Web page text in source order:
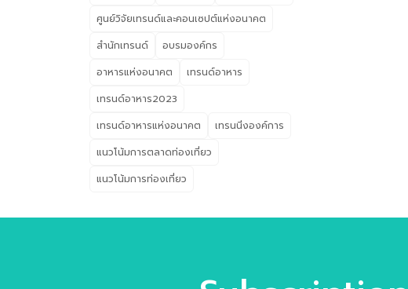
ศูนย์วิจัยเทรนด์และคอนเซปต์แห่งอนาคต
สำนักเทรนด์
อบรมองค์กร
อาหารแห่งอนาคต
เทรนด์อาหาร
เทรนด์อาหาร2023
เทรนด์อาหารแห่งอนาคต
เทรนนิ่งองค์การ
แนวโน้มการตลาดท่องเที่ยว
แนวโน้มการท่องเที่ยว